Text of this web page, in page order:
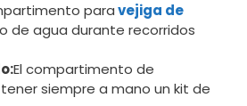
paravejiga de
de agua durante recorridos
El compartimento de
siempre a mano un kit de